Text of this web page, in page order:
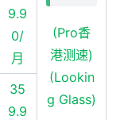
(Pro香
港测速)
(Lookin
g Glass)
9.9
0/
月
35
9.9